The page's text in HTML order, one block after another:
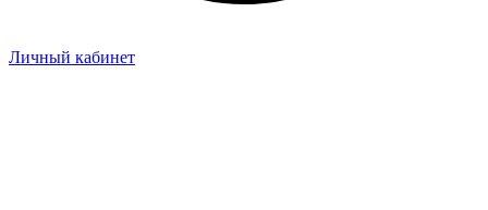
Личный кабинет